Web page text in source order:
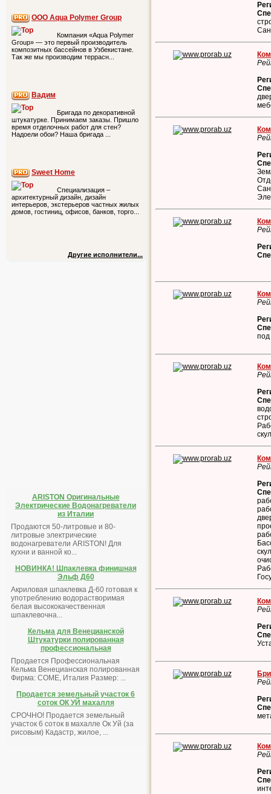
ООО Aqua Polymer Group
Компания «Aqua Polymer
Group» — это первый производитель
композитных бассейнов в Узбекистане.
Так же мы производим террасн...
Вадим
Бригада по декоративной
штукатурке. Принимаем заказы. Пришло
время отделочных работ для стен?
Надоели обои? Наша бригада ...
Sweet Home
Специализация –
архитектурный дизайн, дизайн
интерьеров, экстерьеров частных жилых
домов, гостиниц, офисов, банков, торго...
Другие исполнители...
ARISTON Оригинальные
Электрические Водонагреватели
из Италии
Продаются 50-литровые и 80-
литровые электрические
водонагреватели ARISTON! Для
кухни и ванной ко...
НОВИНКА! Шпаклевка финишная
Эльф Д60
Акриловая шпаклевка Д-60 готовая к
употреблению водорастворимая
белая высококачественная
шпаклевочна...
Кельма для Венецианской
Штукатурки полированная
профессиональная
Продается Профессиональная
Кельма Венецианская полированная
Фирма: COME, Италия Размер: ...
Продается земельный участок 6
соток ОК УЙ махалля
СРОЧНО! Продается земельный
участок 6 соток в махалле Ок Уй (за
рисовым) Кадастр, жилое, ...
под